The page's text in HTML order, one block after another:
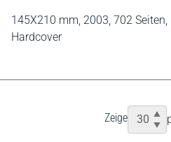
145X210 mm, 2003, 702 Seiten,
Hardcover
Zeige